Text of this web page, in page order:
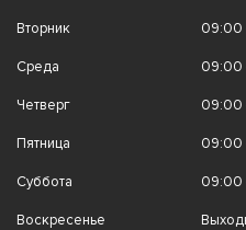
Вторник 09:00
Среда 09:00
Четверг 09:00
Пятница 09:00
Суббота 09:00
Воскресенье